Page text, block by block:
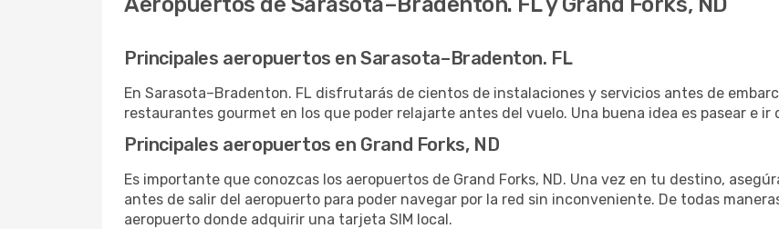
Principales aeropuertos en Sarasota–Bradenton. FL
En Sarasota–Bradenton. FL disfrutarás de cientos de instalaciones y servicios antes de
restaurantes gourmet en los que poder relajarte antes del vuelo. Una buena idea es pasear e ir
Principales aeropuertos en Grand Forks, ND
Es importante que conozcas los aeropuertos de Grand Forks, ND. Una vez en tu destino,
antes de salir del aeropuerto para poder navegar por la red sin inconveniente. De todas
aeropuerto donde adquirir una tarjeta SIM local.